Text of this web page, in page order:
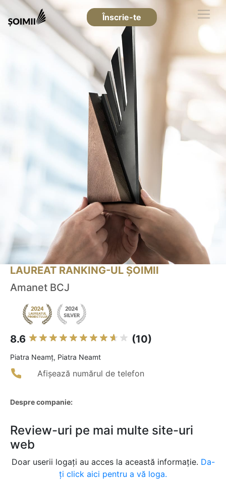
Înscrie-te
LAUREAT RANKING-UL ȘOIMII
Amanet BCJ
8.6 (10)
Piatra Neamţ, Piatra Neamt
Afișează numărul de telefon
Despre companie:
Review-uri pe mai multe site-uri
web
Doar userii logați au acces la această informație. Da-
ți click aici pentru a vă loga.